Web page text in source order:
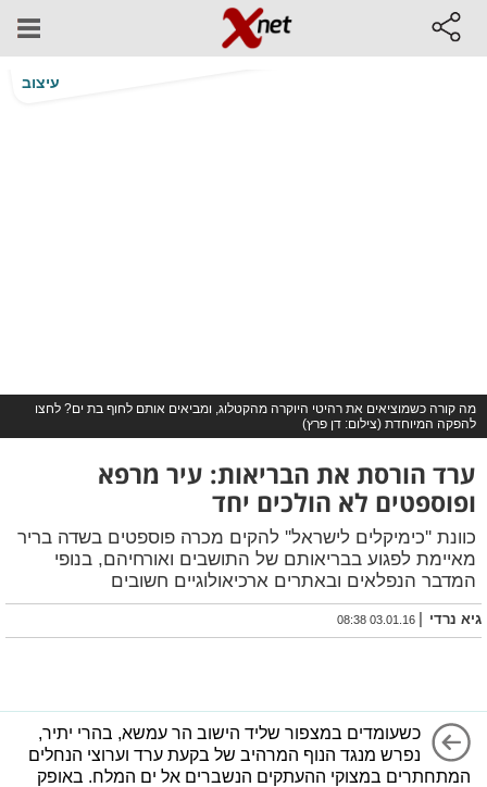
עיצוב
מה קורה כשמוציאים את רהיטי היוקרה מהקטלוג, ומביאים אותם לחוף בת ים? לחצו
להפקה המיוחדת (צילום: דן פרץ)
ערד הורסת את הבריאות: עיר מרפא
ופוספטים לא הולכים יחד
כוונת ''כימיקלים לישראל'' להקים מכרה פוספטים בשדה בריר
מאיימת לפגוע בבריאותם של התושבים ואורחיהם, בנופי
המדבר הנפלאים ובאתרים ארכיאולוגיים חשובים
גיא נרדי |
03.01.16 08:38
כשעומדים במצפור שליד הישוב הר עמשא, בהרי יתיר,
נפרש מנגד הנוף המרהיב של בקעת ערד וערוצי הנחלים
המתחתרים במצוקי ההעתקים הנשברים אל ים המלח. באופק